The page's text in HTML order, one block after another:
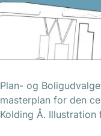
Plan- og
masterplan for den
Kolding Å. Illustration